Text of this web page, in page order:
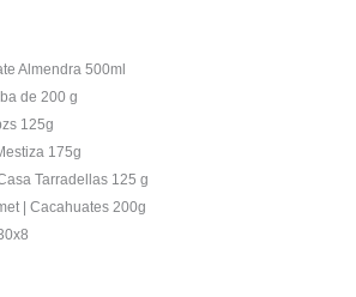
Almendra 500ml
de 200 g
125g
175g
Tarradellas 125 g
| Cacahuates 200g